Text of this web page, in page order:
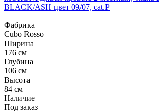
BLACK/ASH цвет 09/07, cat.P
Фабрика
Cubo Rosso
Ширина
176 см
Глубина
106 см
Высота
84 см
Наличие
Под заказ